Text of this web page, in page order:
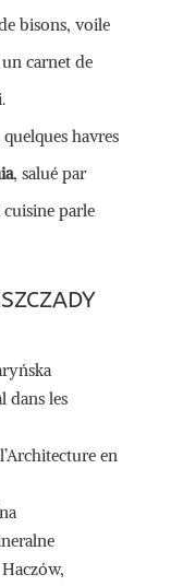
bisons, voile
carnet de
havres
, salué par
parle
dans les
en